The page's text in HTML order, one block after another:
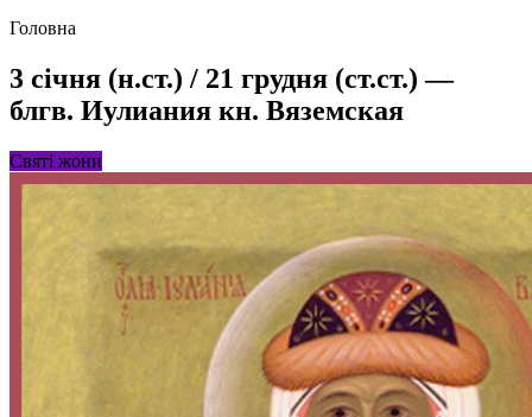
Головна
3 січня (н.ст.) / 21 грудня (ст.ст.) —
блгв. Иулиания кн. Вяземская
Святі жони